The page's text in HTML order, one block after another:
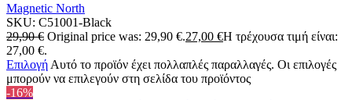
Magnetic North
SKU: C51001-Black
29,90€ Original price was: 29,90 €.27,00 €Η τρέχουσα τιμή είναι:
27,00 €.
Επιλογή Αυτό το προϊόν έχει πολλαπλές παραλλαγές. Οι επιλογές
μπορούν να επιλεγούν στη σελίδα του προϊόντος
-16%